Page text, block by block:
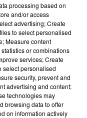
BURNA
processing based on
and/or access
advertising; Create
to select personalised
Measure content
or combinations
services; Create
select personalised
security, prevent and
advertising and content;
technologies may
browsing data to offer
on information actively